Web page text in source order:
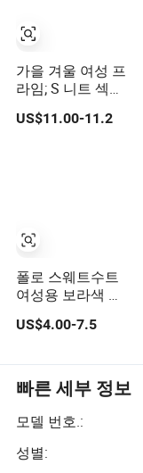
가을 겨울 여성 프
라임; S 니트 섹시
캐주얼 오프 더 숄
US$11.00-11.2
폴로 스웨트수트
여성용 보라색 지
퍼 후드티 레이어
드 스웨트셔츠 기
성용
US$4.00-7.5
빠른 세부 정보
모델 번호.:
성별: